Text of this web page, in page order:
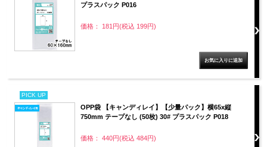
プラスパック P016
価格： 181円(税込 199円)
PICK UP
OPP袋 【キャンディレイ】【少量パック】横65x縦
750mm テープなし (50枚) 30# プラスパック P018
価格： 440円(税込 484円)